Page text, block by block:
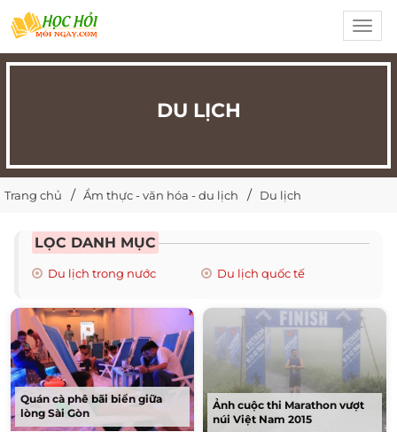
DU LỊCH
Trang chủ Ẩm thực - văn hóa - du lịch Du lịch
LỌC DANH MỤC
Du lịch trong nước Du lịch quốc tế
Quán cà phê bãi biển giữa
lòng Sài Gòn
Ảnh cuộc thi Marathon vượt
núi Việt Nam 2015